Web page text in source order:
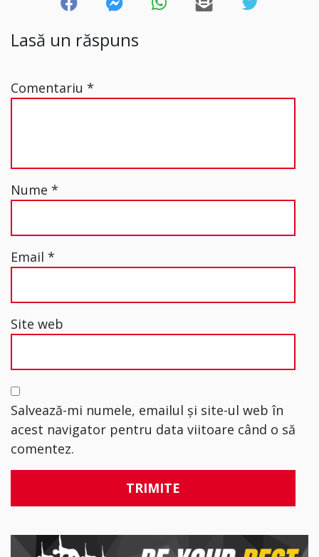
Lasă un răspuns
Comentariu *
Nume *
Email *
Site web
Salvează-mi numele, emailul și site-ul web în
acest navigator pentru data viitoare când o să
comentez.